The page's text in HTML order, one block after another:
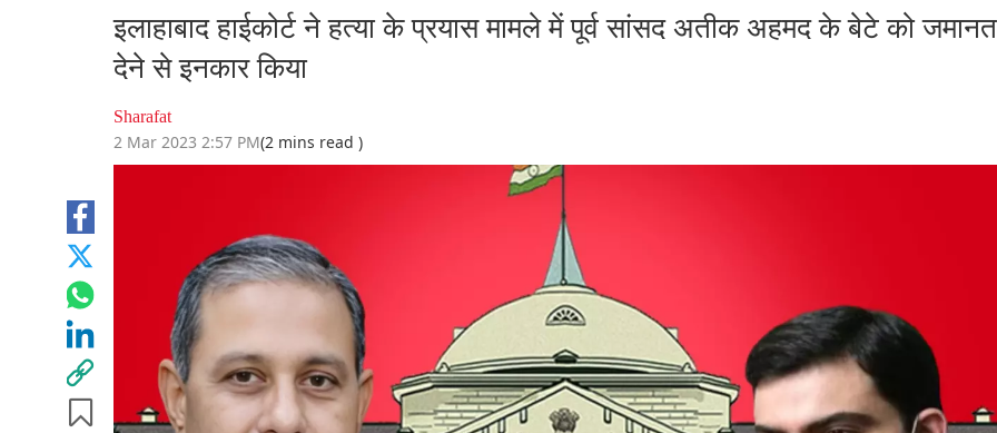
इलाहाबाद हाईकोर्ट ने हत्या के प्रयास मामले में पूर्व सांसद अतीक अहमद के बेटे को जमानत
देने से इनकार किया
Sharafat
2 Mar 2023 2:57 PM(2 mins read )